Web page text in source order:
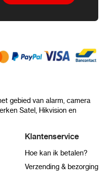
gebied van alarm, camera
Satel, Hikvision en
Klantenservice
Hoe kan ik betalen?
Verzending & bezorging